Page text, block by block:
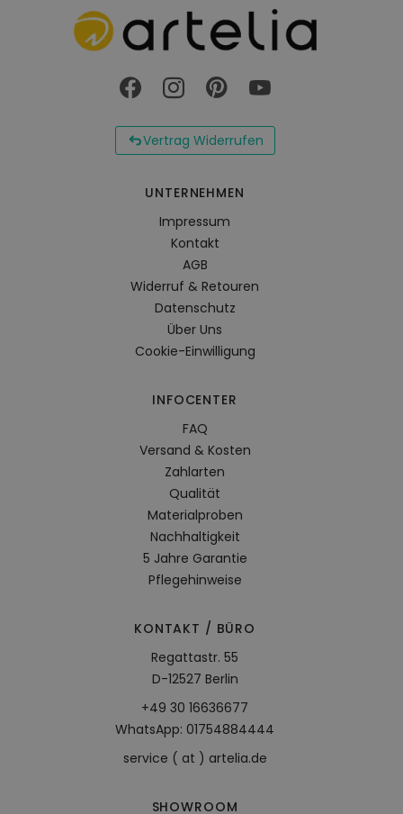
Vertrag Widerrufen
UNTERNEHMEN
Impressum
Kontakt
AGB
Widerruf & Retouren
Datenschutz
Über Uns
Cookie-Einwilligung
INFOCENTER
FAQ
Versand & Kosten
Zahlarten
Qualität
Materialproben
Nachhaltigkeit
5 Jahre Garantie
Pflegehinweise
KONTAKT / BÜRO
Regattastr. 55
D-12527 Berlin
+49 30 16636677
WhatsApp: 01754884444
service ( at ) artelia.de
SHOWROOM